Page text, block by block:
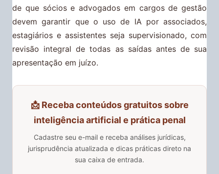
de que sócios e advogados em cargos de gestão
devem garantir que o uso de IA por associados,
estagiários e assistentes seja supervisionado, com
revisão integral de todas as saídas antes de sua
apresentação em juízo.
📩 Receba conteúdos gratuitos sobre
inteligência artificial e prática penal
Cadastre seu e-mail e receba análises jurídicas,
jurisprudência atualizada e dicas práticas direto na
sua caixa de entrada.